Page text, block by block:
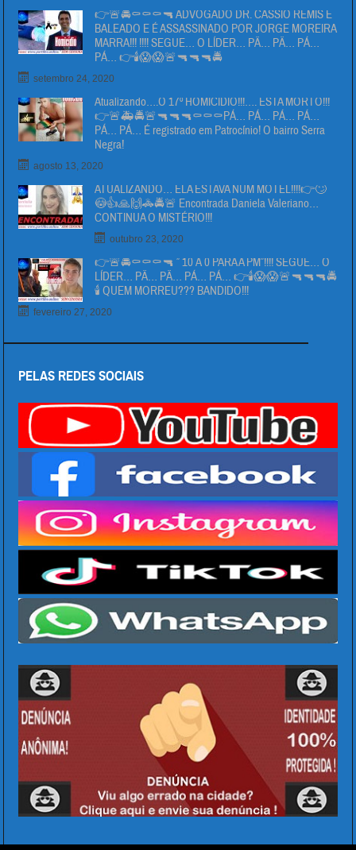
👉🚨🚔⚰⚰⚰🔫 ADVOGADO DR. CÁSSIO REMIS É
BALEADO E É ASSASSINADO POR JORGE MOREIRA
MARRA!!! !!!! SEGUE… O LÍDER… PÄ… PÄ… PÁ…
PÁ… 👉🕯😱😱🚨🔫🔫🔫🚔
setembro 24, 2020
Atualizando….O 17º HOMICIDIO!!!…. ESTA MORTO!!!
👉🚨🚑🚔🚨🔫🔫🔫⚰⚰⚰PÁ… PÁ… PÁ… PÁ…
PÁ… PÁ… É registrado em Patrocínio! O bairro Serra
Negra!
agosto 13, 2020
ATUALIZANDO… ELA ESTAVA NUM MOTEL!!!!👉🙄
😳👍🙏🙌🚓🚔🚨 Encontrada Daniela Valeriano…
CONTINUA O MISTÉRIO!!!
outubro 23, 2020
👉🚨🚔⚰⚰⚰🔫 ” 10 Á 0 PARA A PM”!!!! SEGUE… O
LÍDER… PÄ… PÄ… PÁ… PÁ… 👉🕯😱😱🚨🔫🔫🔫🚔
🕯 QUEM MORREU??? BANDIDO!!!
fevereiro 27, 2020
PELAS REDES SOCIAIS